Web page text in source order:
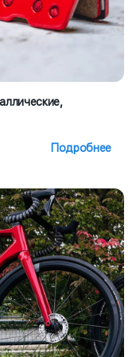
Подробнее